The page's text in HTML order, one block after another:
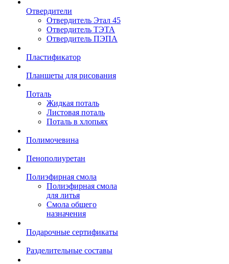
Отвердители
Отвердитель Этал 45
Отвердитель ТЭТА
Отвердитель ПЭПА
Пластификатор
Планшеты для рисования
Поталь
Жидкая поталь
Листовая поталь
Поталь в хлопьях
Полимочевина
Пенополиуретан
Полиэфирная смола
Полиэфирная смола
для литья
Смола общего
назначения
Подарочные сертификаты
Разделительные составы